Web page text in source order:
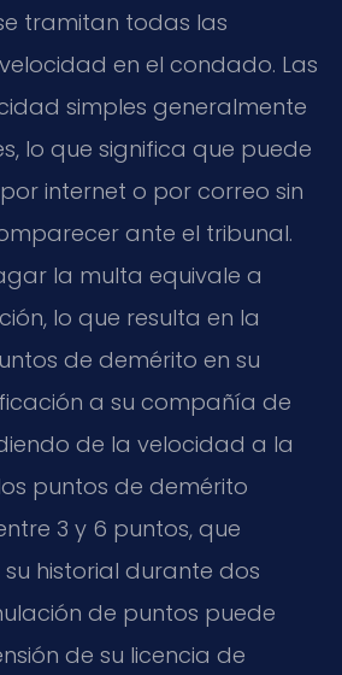
tramitan todas las
en el condado. Las
simples generalmente
lo que significa que puede
internet o por correo sin
ante el tribunal.
la multa equivale a
lo que resulta en la
de demérito en su
a su compañía de
de la velocidad a la
puntos de demérito
3 y 6 puntos, que
historial durante dos
de puntos puede
de su licencia de